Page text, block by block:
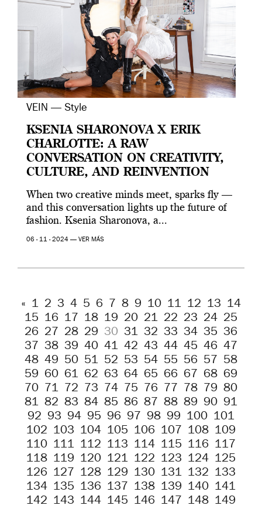
VEIN — Style
KSENIA SHARONOVA X ERIK
CHARLOTTE: A RAW
CONVERSATION ON CREATIVITY,
CULTURE, AND REINVENTION
When two creative minds meet, sparks fly —
and this conversation lights up the future of
fashion. Ksenia Sharonova, a...
06 - 11 - 2024 — VER MÁS
« 1 2 3 4 5 6 7 8 9 10 11 12 13 14
15 16 17 18 19 20 21 22 23 24 25
26 27 28 29 30 31 32 33 34 35 36
37
38 39 40 41 42 43 44 45 46 47
48 49 50 51 52 53 54 55 56 57
58
59 60 61 62 63 64 65 66 67 68 69
70
71 72 73 74 75 76 77 78 79 80
81 82 83 84 85 86 87 88 89 90 91
92 93 94 95 96 97 98 99 100 101
102 103 104 105 106 107 108 109
110 111 112 113 114 115 116 117
118 119 120 121 122 123 124 125
126 127 128 129 130 131 132 133
134 135 136 137 138 139 140 141
142 143 144 145 146 147 148 149